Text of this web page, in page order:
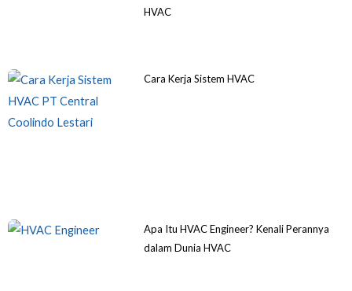
HVAC
Cara Kerja Sistem HVAC
Apa Itu HVAC Engineer? Kenali Perannya
dalam Dunia HVAC